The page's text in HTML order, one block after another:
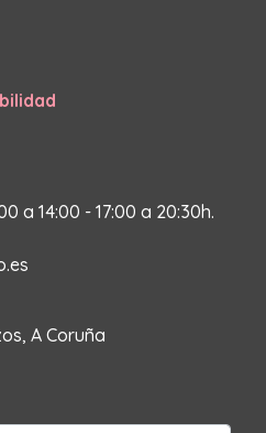
a 14:00 - 17:00 a 20:30h.
A Coruña